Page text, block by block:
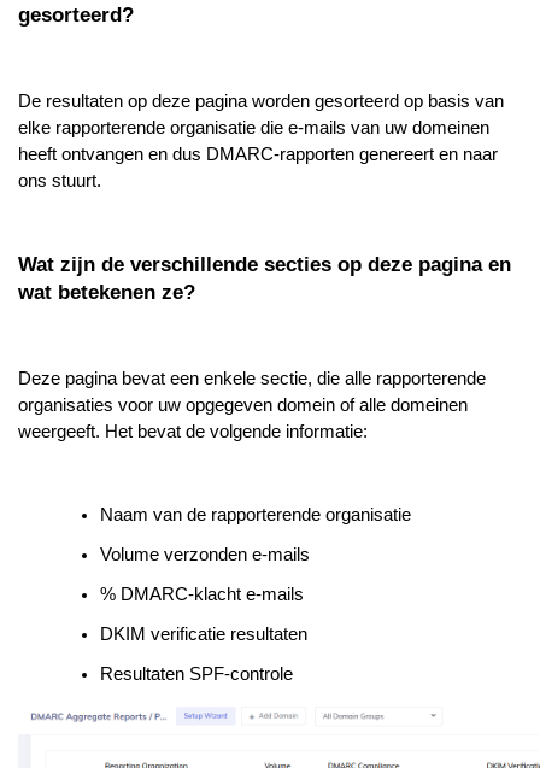
gesorteerd?
De resultaten op deze pagina worden gesorteerd op basis van
elke rapporterende organisatie die e-mails van uw domeinen
heeft ontvangen en dus DMARC-rapporten genereert en naar
ons stuurt.
Wat zijn de verschillende secties op deze pagina en
wat betekenen ze?
Deze pagina bevat een enkele sectie, die alle rapporterende
organisaties voor uw opgegeven domein of alle domeinen
weergeeft. Het bevat de volgende informatie:
Naam van de rapporterende organisatie
Volume verzonden e-mails
% DMARC-klacht e-mails
DKIM verificatie resultaten
Resultaten SPF-controle